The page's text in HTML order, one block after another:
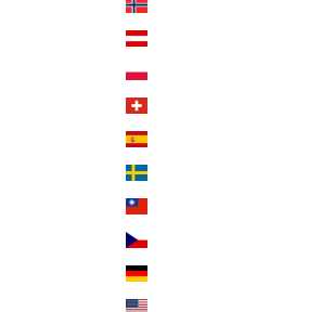
Norwegen (NOK)
Österreich (EUR €)
Polen (PLN)
Spanien (EUR €)
Schweden (SEK)
Tschechien (CZK Kč)
Deutschland (EUR €)
USA (USD $)